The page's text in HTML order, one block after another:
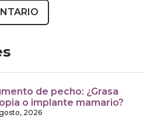
de pecho: ¿Grasa
o implante mamario?
2026